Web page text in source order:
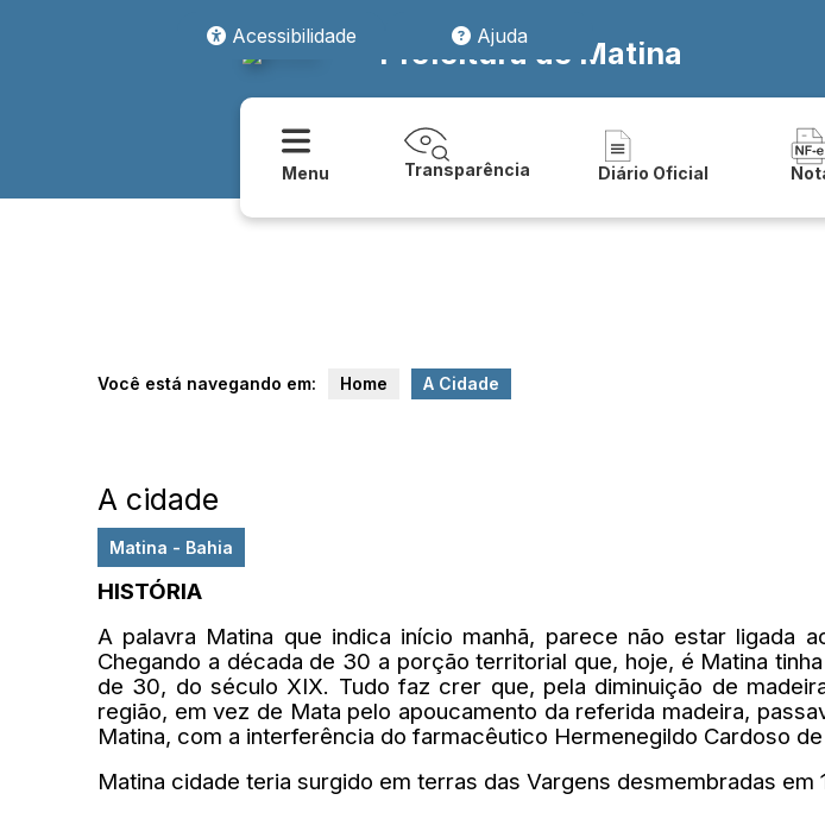
Acessibilidade
Ajuda
Prefeitura de Matina
Menu Transparência Diário Oficial
Você está navegando em: Home A Cidade
A cidade
Matina - Bahia
HISTÓRIA
A palavra Matina que indica início manhã, parece não estar ligada
Chegando a década de 30 a porção territorial que, hoje, é Matina
de 30, do século XIX. Tudo faz crer que, pela diminuição de
região, em vez de Mata pelo apoucamento da referida madeira,
Matina, com a interferência do farmacêutico Hermenegildo Cardoso
Matina cidade teria surgido em terras das Vargens desmembradas